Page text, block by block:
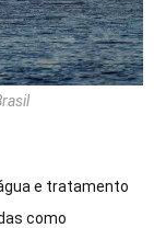
e tratamento
como